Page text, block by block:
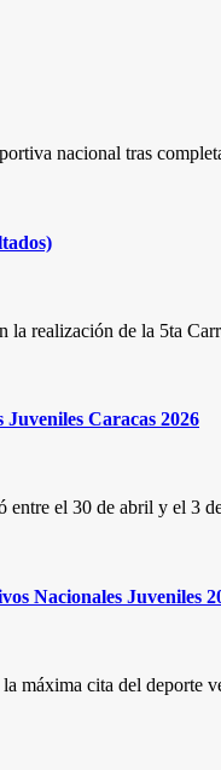
nacional tras
realización de la 5ta
Caracas 2026
entre el 30 de abril y el 3
Nacionales Juveniles
máxima cita del